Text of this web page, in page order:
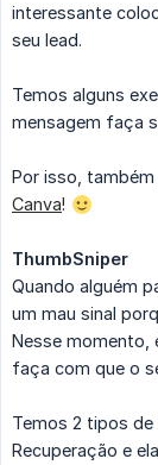
interessante
seu lead.
Temos alguns
mensagem faça
Por isso, também
Canva!
ThumbSniper
Quando alguém
um mau sinal
Nesse momento,
faça com que o
Temos 2 tipos de
Recuperação e